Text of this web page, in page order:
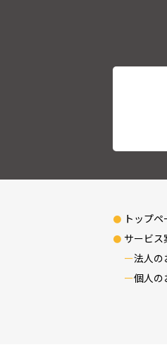
トップペ
サービス
法人の
個人の